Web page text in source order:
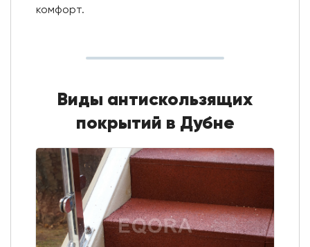
комфорт.
Виды антискользящих
покрытий в Дубне